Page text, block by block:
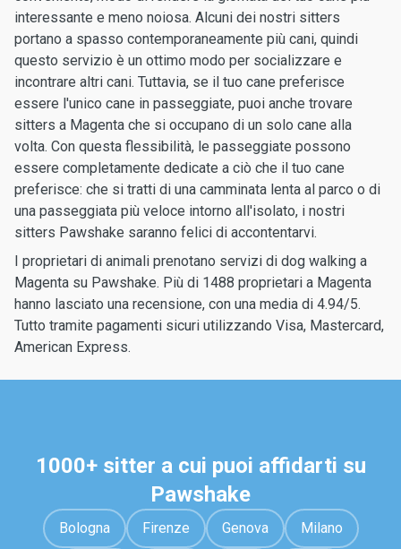
interessante e meno noiosa. Alcuni dei nostri sitters
portano a spasso contemporaneamente più cani, quindi
questo servizio è un ottimo modo per socializzare e
incontrare altri cani. Tuttavia, se il tuo cane preferisce
essere l'unico cane in passeggiate, puoi anche trovare
sitters a Magenta che si occupano di un solo cane alla
volta. Con questa flessibilità, le passeggiate possono
essere completamente dedicate a ciò che il tuo cane
preferisce: che si tratti di una camminata lenta al parco o di
una passeggiata più veloce intorno all'isolato, i nostri
sitters Pawshake saranno felici di accontentarvi.
I proprietari di animali prenotano servizi di dog walking a
Magenta su Pawshake. Più di 1488 proprietari a Magenta
hanno lasciato una recensione, con una media di 4.94/5.
Tutto tramite pagamenti sicuri utilizzando Visa, Mastercard,
American Express.
1000+ sitter a cui puoi affidarti su
Pawshake
Bologna Firenze Genova Milano